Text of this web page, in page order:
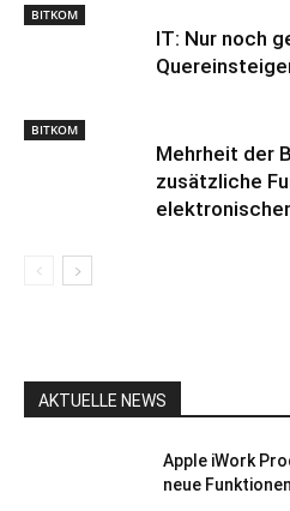
BITKOM
IT: Nur noch
BITKOM
Mehrheit der
zusätzliche
AKTUELLE NEWS
Apple iWork
neue Funktionen